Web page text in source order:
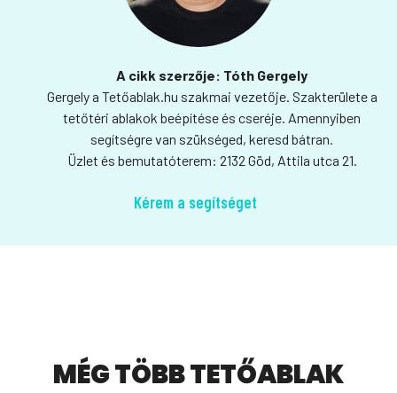
A cikk szerzője: Tóth Gergely
Gergely a Tetőablak.hu szakmai vezetője. Szakterülete a
tetőtéri ablakok beépítése és cseréje. Amennyiben
segítségre van szükséged, keresd bátran.
Üzlet és bemutatóterem: 2132 Göd, Attila utca 21.
Kérem a segítséget
MÉG TÖBB TETŐABLAK